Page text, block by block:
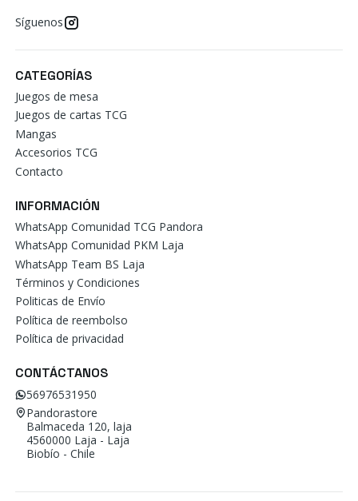
Síguenos
CATEGORÍAS
Juegos de mesa
Juegos de cartas TCG
Mangas
Accesorios TCG
Contacto
INFORMACIÓN
WhatsApp Comunidad TCG Pandora
WhatsApp Comunidad PKM Laja
WhatsApp Team BS Laja
Términos y Condiciones
Politicas de Envío
Política de reembolso
Política de privacidad
CONTÁCTANOS
56976531950
Pandorastore
Balmaceda 120, laja
4560000 Laja - Laja
Biobío - Chile